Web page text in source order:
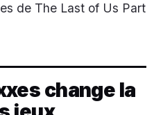
de The Last of Us Part
change la